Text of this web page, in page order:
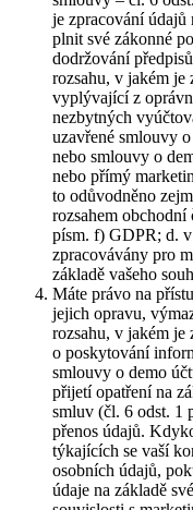
je zpracování údajů
plnit své zákonné
dodržování
rozsahu, v jakém je
vyplývající z
nezbytných
uzavřené smlouvy
nebo smlouvy o
nebo přímý
to odůvodněno
rozsahem obchodní
písm. f) GDPR; d. v
zpracovávány pro
základě vašeho
Máte právo na
jejich opravu,
rozsahu, v jakém je
o poskytování
smlouvy o demo
přijetí opatření na
smluv (čl. 6 odst. 1
přenos údajů.
týkajících se vaší
osobních údajů,
údaje na základě